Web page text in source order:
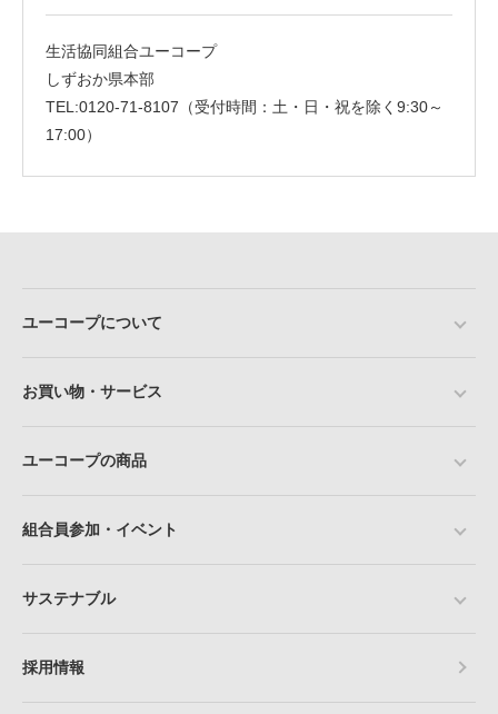
生活協同組合ユーコープ
しずおか県本部
TEL:0120-71-8107（受付時間：土・日・祝を除く9:30～
17:00）
ユーコープについて
お買い物・サービス
ユーコープの商品
組合員参加・イベント
サステナブル
採用情報